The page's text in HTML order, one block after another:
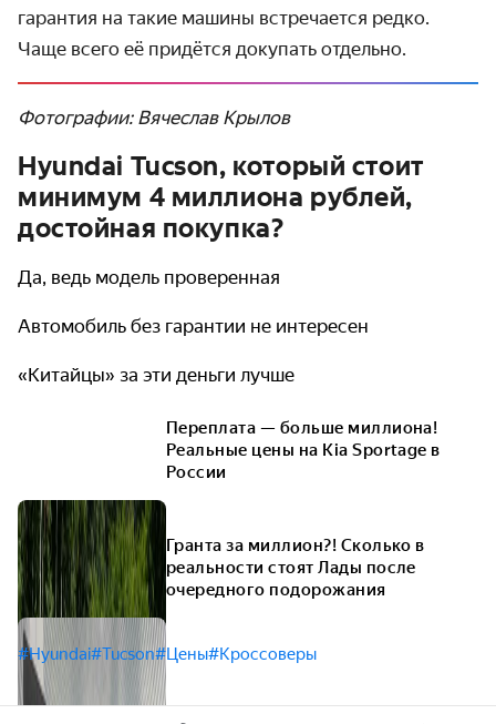
гарантия на такие машины встречается редко.
Чаще всего её придётся докупать отдельно.
Фотографии: Вячеслав Крылов
Hyundai Tucson, который стоит
минимум 4 миллиона рублей,
достойная покупка?
Да, ведь модель проверенная
Автомобиль без гарантии не интересен
«Китайцы» за эти деньги лучше
Переплата — больше миллиона!
Реальные цены на Kia Sportage в
России
Гранта за миллион?! Сколько в
реальности стоят Лады после
очередного подорожания
#Hyundai#Tucson#Цены#Кроссоверы